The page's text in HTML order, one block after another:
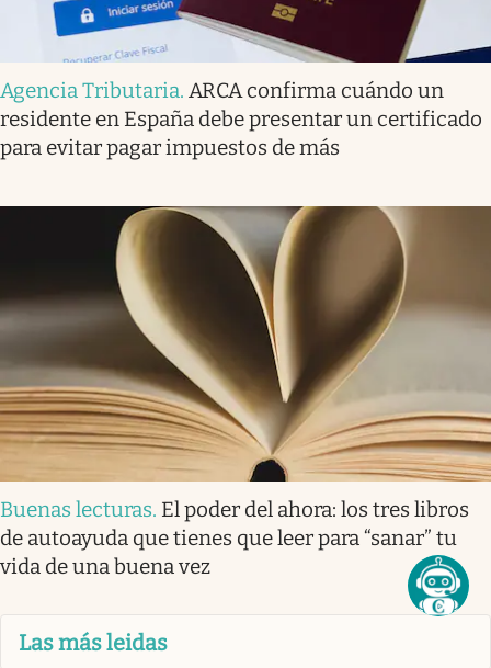
Agencia Tributaria. ARCA confirma cuándo un
residente en España debe presentar un certificado
para evitar pagar impuestos de más
Buenas lecturas. El poder del ahora: los tres libros
de autoayuda que tienes que leer para “sanar” tu
vida de una buena vez
Las más leidas